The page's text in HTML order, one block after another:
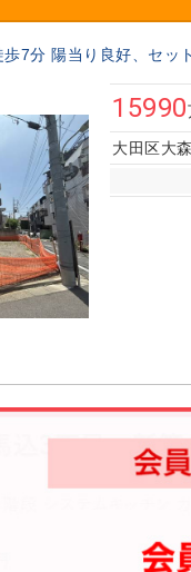
7分 陽当り良好、セ
15990
大田区大